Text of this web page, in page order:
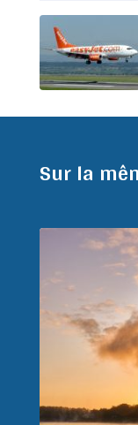
Sur la